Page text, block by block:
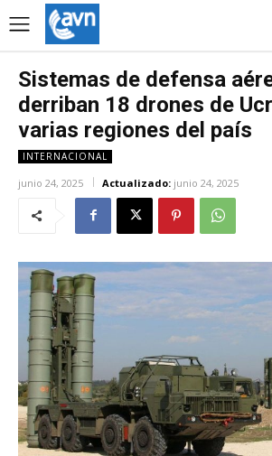
Sistemas de defensa
derriban 18 drones de
varias regiones del país
INTERNACIONAL
junio 24, 2025 Actualizado: junio 24, 2025